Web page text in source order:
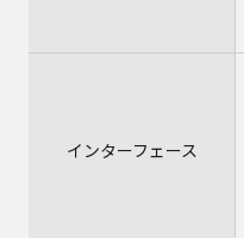
インターフェース